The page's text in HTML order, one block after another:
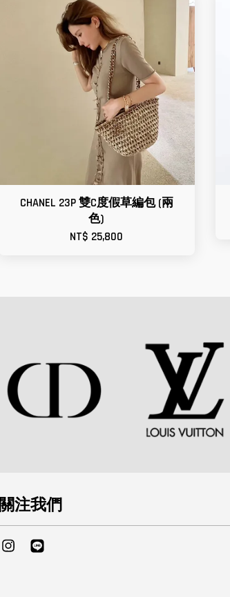
CHANEL 23P 雙C度假草編包 (兩
色)
NT$ 25,800
關注我們
Instagram